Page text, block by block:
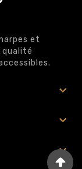
et
qualité


